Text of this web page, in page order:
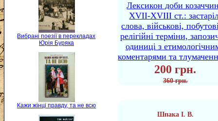
Вибрані поезії в перекладах
Юрія Буряка
Кажи жінці правду, та не всю
Лексикон доби
XVII-XVIII ст.:
слова, військові,
релігійні терміни,
одиниці з
коментарями та
200 грн.
360 грн.
Шпака І. В.